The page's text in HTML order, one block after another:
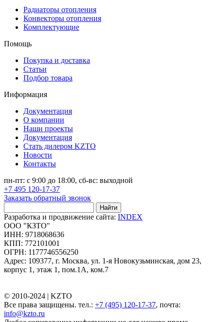
Радиаторы отопления
Конвекторы отопления
Комплектующие
Помощь
Покупка и доставка
Статьи
Подбор товара
Информация
Документация
О компании
Наши проекты
Документация
Стать дилером KZTO
Новости
Контакты
пн-пт: с 9:00 до 18:00, сб-вс: выходной
+7 495 120-17-37
Заказать обратный звонок
Найти
Разработка и продвижение сайта: INDEX
ООО "КЗТО"
ИНН: 9718068636
КПП: 772101001
ОГРН: 1177746556250
Адрес: 109377, г. Москва, ул. 1-я Новокузьминская, дом 23,
корпус 1, этаж 1, пом.1А, ком.7
© 2010-2024 | KZTO
Все права защищены. тел.: +7 (495) 120-17-37, почта:
info@kzto.ru